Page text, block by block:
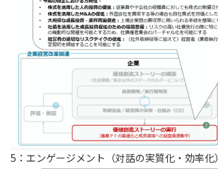
5：エンゲージメント（対話の実質化・効率化）